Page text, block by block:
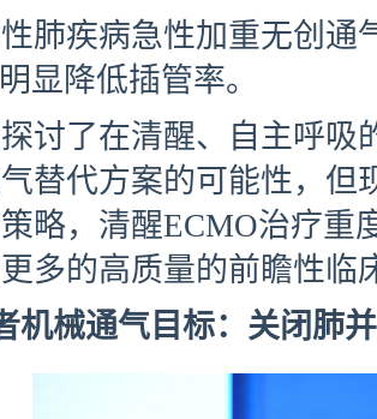
肺疾病急性加重无创通
显降低插管率。
讨了在清醒、自主呼吸
替代方案的可能性，但
略，清醒ECMO治疗重
多的高质量的前瞻性临
机械通气目标：关闭肺